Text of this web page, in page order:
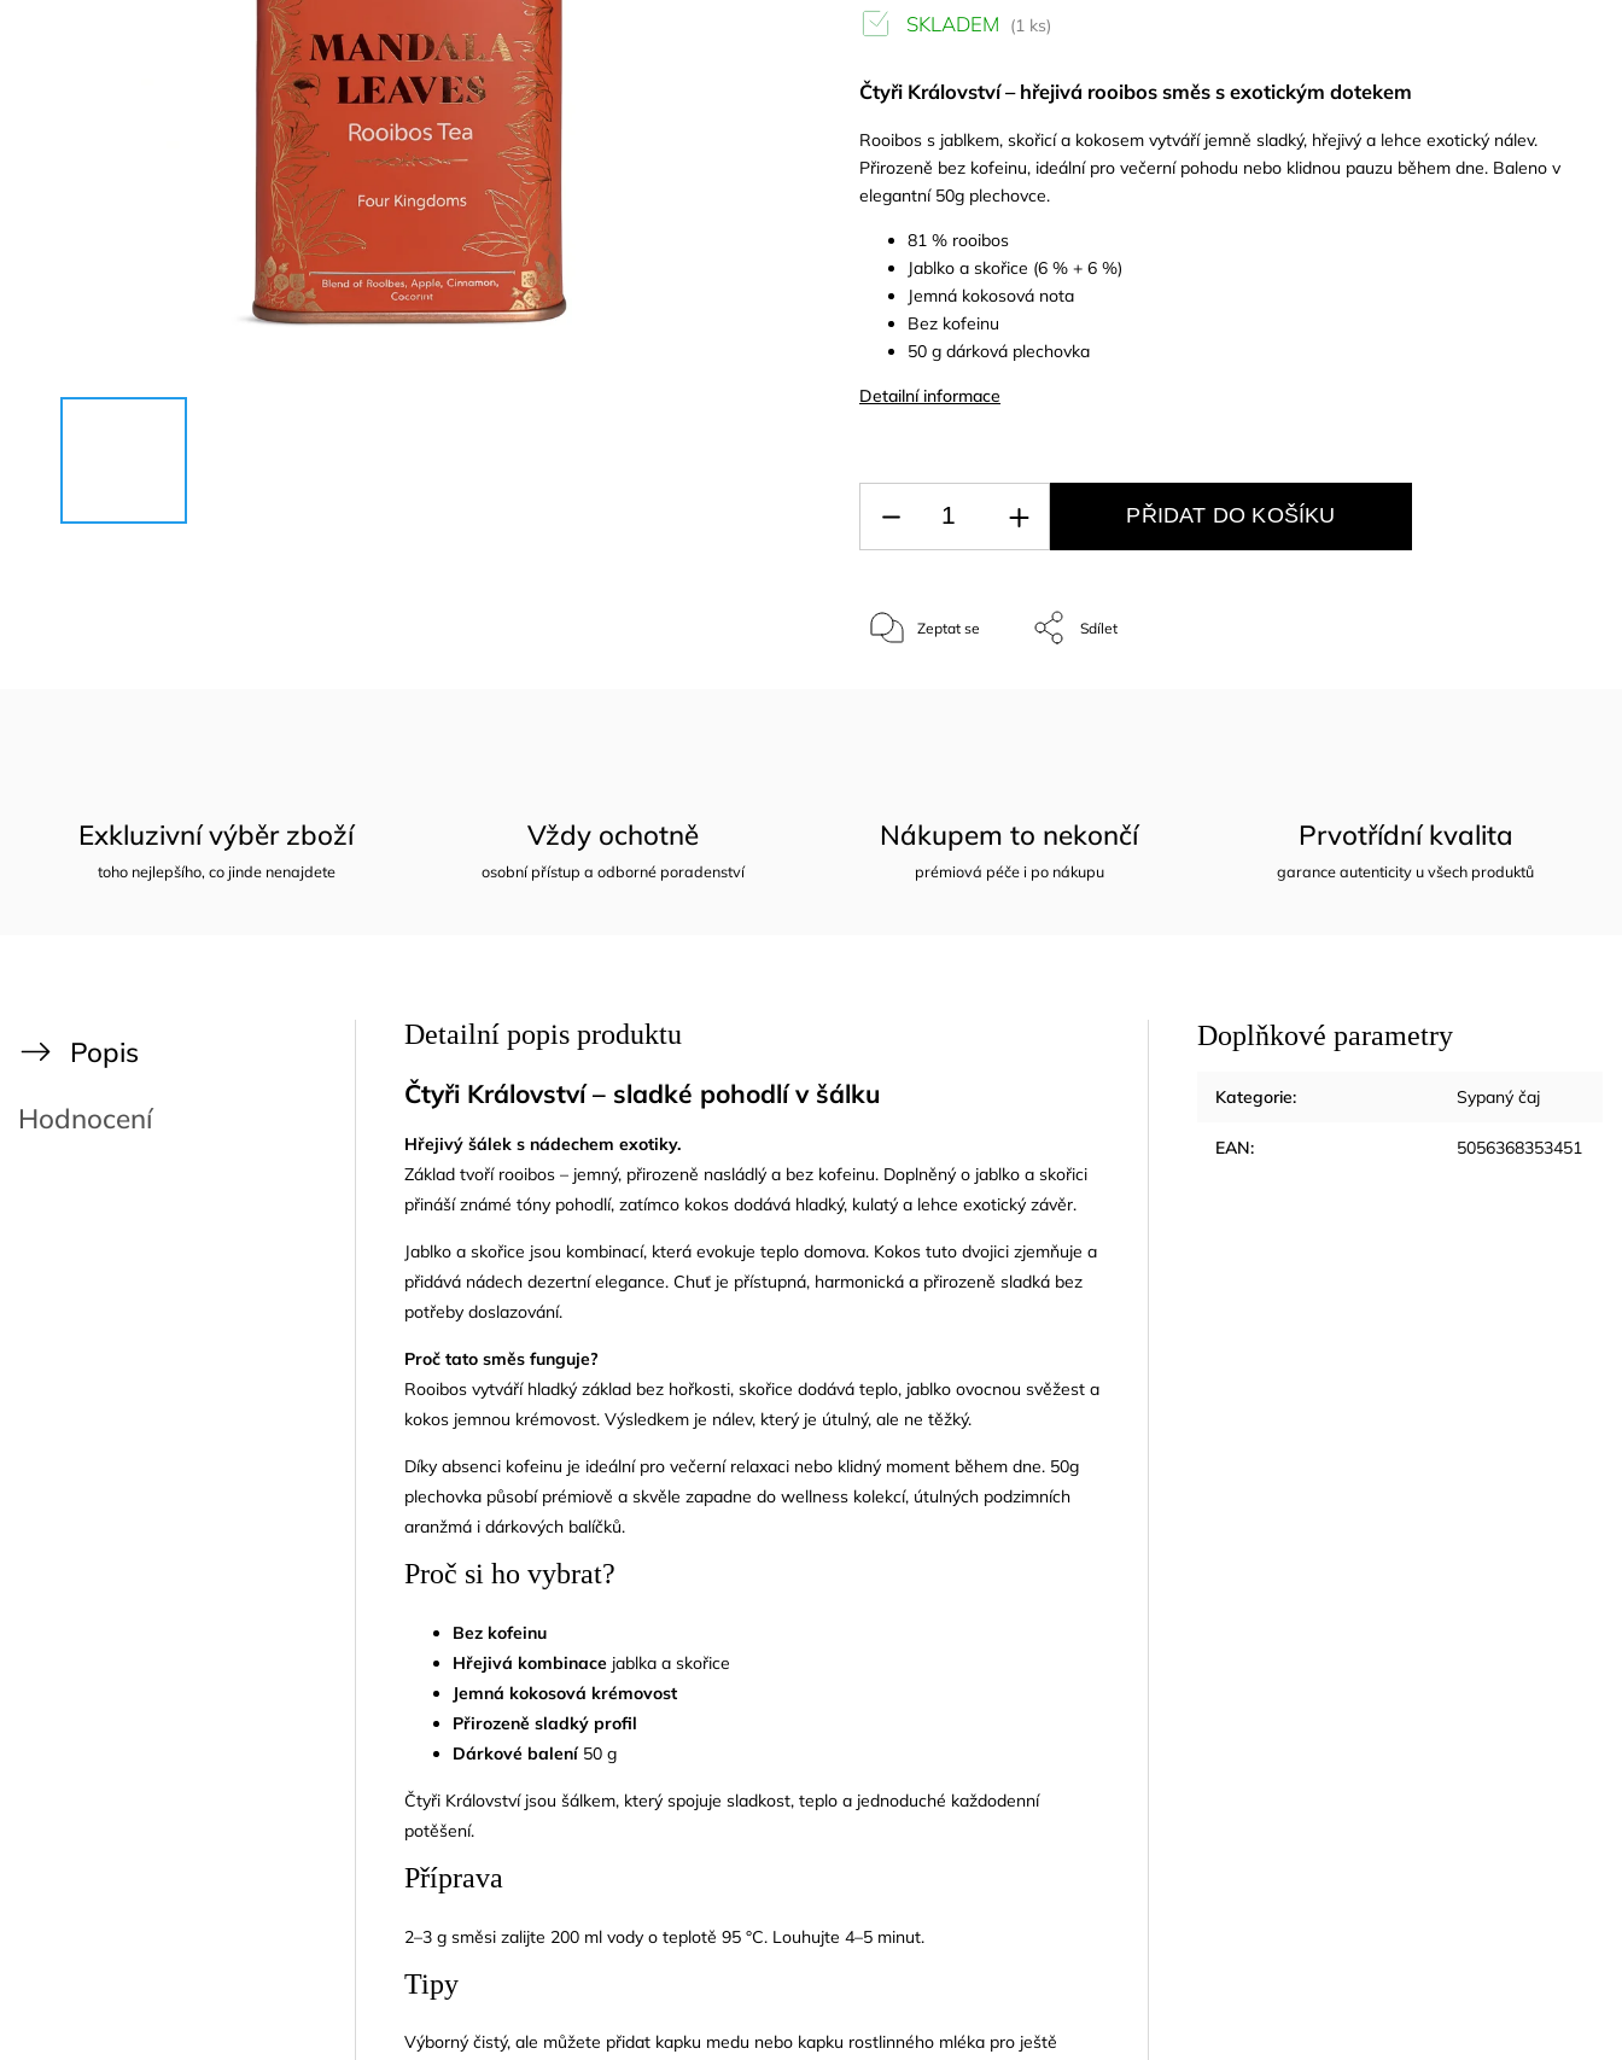
Čtyři Království – hřejivá rooibos směs s exotickým dotekem
Rooibos s jablkem, skořicí a kokosem vytváří jemně sladký, hřejivý a lehce exotický nálev.
Přirozeně bez kofeinu, ideální pro večerní pohodu nebo klidnou pauzu během dne. Baleno v
elegantní 50g plechovce.
81 % rooibos
Jablko a skořice (6 % + 6 %)
Jemná kokosová nota
Bez kofeinu
50 g dárková plechovka
Detailní informace
SKLADEM (1 ks)
PŘIDAT DO KOŠÍKU
Zeptat se Sdílet
Exkluzivní výběr zboží
toho nejlepšího, co jinde nenajdete
Vždy ochotně
osobní přístup a odborné poradenství
Nákupem to nekončí
prémiová péče i po nákupu
Prvotřídní kvalita
garance autenticity u všech produktů
Popis
Hodnocení
Detailní popis produktu
Čtyři Království – sladké pohodlí v šálku
Hřejivý šálek s nádechem exotiky.
Základ tvoří rooibos – jemný, přirozeně nasládlý a bez kofeinu. Doplněný o jablko a skořici
přináší známé tóny pohodlí, zatímco kokos dodává hladký, kulatý a lehce exotický závěr.
Jablko a skořice jsou kombinací, která evokuje teplo domova. Kokos tuto dvojici zjemňuje a
přidává nádech dezertní elegance. Chuť je přístupná, harmonická a přirozeně sladká bez
potřeby doslazování.
Proč tato směs funguje?
Rooibos vytváří hladký základ bez hořkosti, skořice dodává teplo, jablko ovocnou svěžest a
kokos jemnou krémovost. Výsledkem je nálev, který je útulný, ale ne těžký.
Díky absenci kofeinu je ideální pro večerní relaxaci nebo klidný moment během dne. 50g
plechovka působí prémiově a skvěle zapadne do wellness kolekcí, útulných podzimních
aranžmá i dárkových balíčků.
Proč si ho vybrat?
Bez kofeinu
Hřejivá kombinace jablka a skořice
Jemná kokosová krémovost
Přirozeně sladký profil
Dárkové balení50 g
Čtyři Království jsou šálkem, který spojuje sladkost, teplo a jednoduché každodenní
potěšení.
Příprava
2–3 g směsi zalijte 200 ml vody o teplotě 95 °C. Louhujte 4–5 minut.
Tipy
Výborný čistý, ale můžete přidat kapku medu nebo kapku rostlinného mléka pro ještě
Doplňkové parametry
Kategorie: Sypaný čaj
EAN: 5056368353451